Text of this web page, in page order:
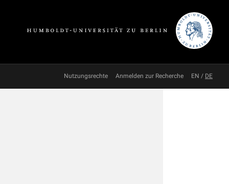
Nutzungsrechte Anmelden zur Recherche EN / DE